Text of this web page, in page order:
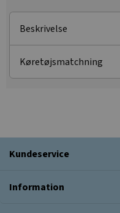
Beskrivelse
Køretøjsmatchning
Kundeservice
Information